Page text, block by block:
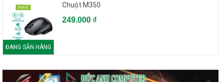
ĐANG SẴN HÀNG
Chuột M350
249.000 ₫